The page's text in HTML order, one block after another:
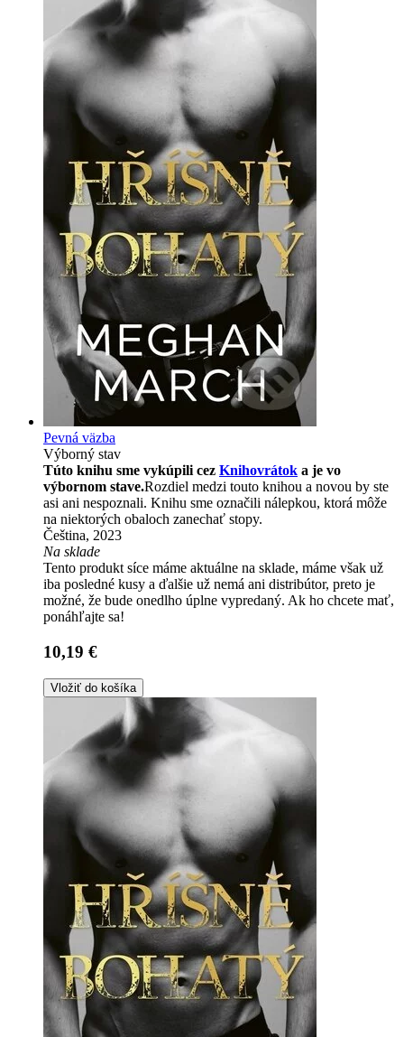
Pevná väzba
Výborný stav
Túto knihu sme vykúpili cez Knihovrátok a je vo
výbornom stave.Rozdiel medzi touto knihou a novou by ste
asi ani nespoznali. Knihu sme označili nálepkou, ktorá môže
na niektorých obaloch zanechať stopy.
Čeština, 2023
Na sklade
Tento produkt síce máme aktuálne na sklade, máme však už
iba posledné kusy a ďalšie už nemá ani distribútor, preto je
možné, že bude onedlho úplne vypredaný. Ak ho chcete mať,
ponáhľajte sa!
10,19 €
Vložiť do košíka